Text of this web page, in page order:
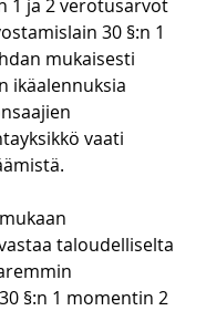
1 ja 2 verotusarvot
30 §:n 1
mukaisesti
ikäalennuksia
vaati
taloudelliselta
§:n 1 momentin 2